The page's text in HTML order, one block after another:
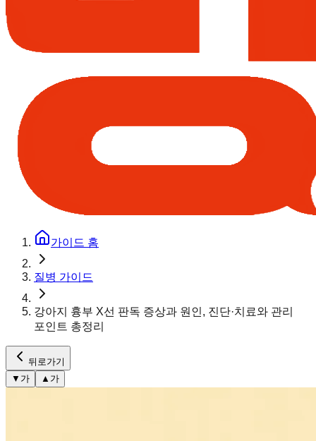
가이드 홈
질병 가이드
강아지 흉부 X선 판독 증상과 원인, 진단·치료와 관리
포인트 총정리
뒤로가기
▼ 가 ▲ 가